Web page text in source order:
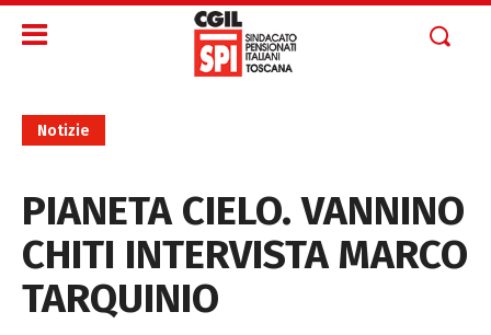
Notizie
PIANETA CIELO. VANNINO
CHITI INTERVISTA MARCO
TARQUINIO